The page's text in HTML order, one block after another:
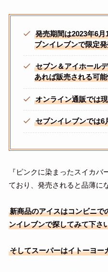
発売期間は2023年6
ブンイレブンで限定
セブン＆アイホール
あれば販売される可
オンライン通販では
セブンイレブンでは6
『ピンクに染まったスイカバ
ており、発売されると品薄に
新商品のアイスはコンビニで
ンイレブンで探してみて下さ
そしてスーパーはイトーヨー